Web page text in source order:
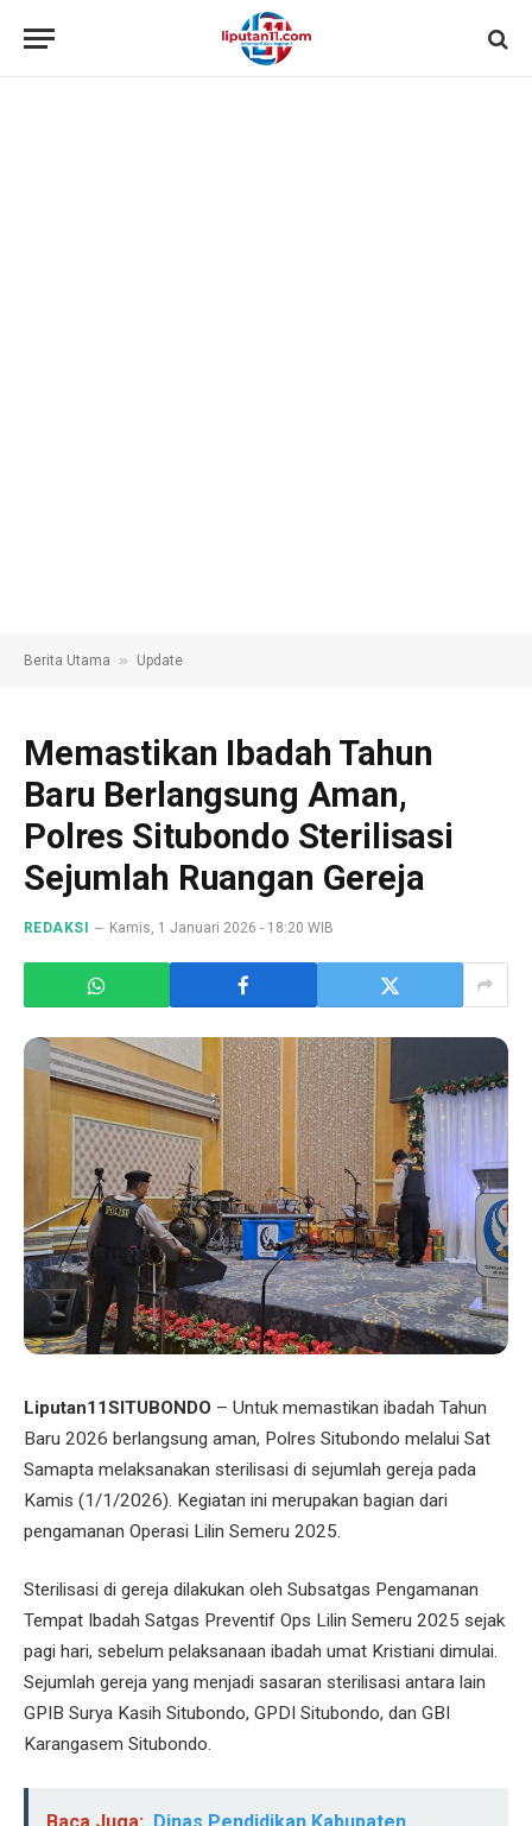
Berita Utama » Update
Memastikan Ibadah Tahun
Baru Berlangsung Aman,
Polres Situbondo Sterilisasi
Sejumlah Ruangan Gereja
REDAKSI Kamis, 1 Januari 2026 - 18:20 WIB
Liputan11SITUBONDO – Untuk memastikan ibadah Tahun
Baru 2026 berlangsung aman, Polres Situbondo melalui Sat
Samapta melaksanakan sterilisasi di sejumlah gereja pada
Kamis (1/1/2026). Kegiatan ini merupakan bagian dari
pengamanan Operasi Lilin Semeru 2025.
Sterilisasi di gereja dilakukan oleh Subsatgas Pengamanan
Tempat Ibadah Satgas Preventif Ops Lilin Semeru 2025 sejak
pagi hari, sebelum pelaksanaan ibadah umat Kristiani dimulai.
Sejumlah gereja yang menjadi sasaran sterilisasi antara lain
GPIB Surya Kasih Situbondo, GPDI Situbondo, dan GBI
Karangasem Situbondo.